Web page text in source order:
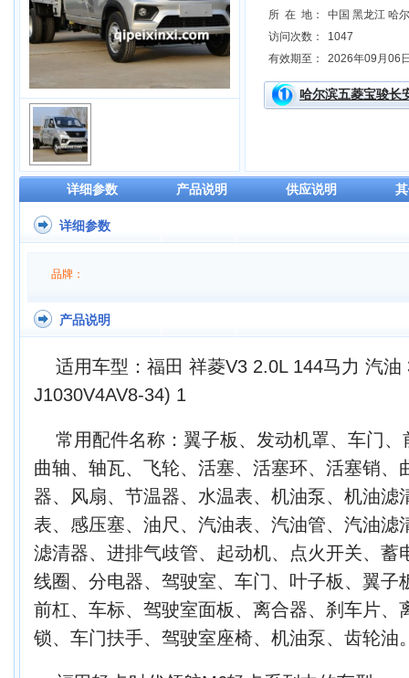
所 在 地：
中国 黑龙江 哈
访问次数：
1047
有效期至：
2026年09月06
哈尔滨五菱宝骏长
详细参数 产品说明 供应说明
详细参数
品牌：
产品说明
适用车型：福田 祥菱V3 2.0L 144马力 汽
J1030V4AV8-34) 1
常用配件名称：翼子板、发动机罩、车门
曲轴、轴瓦、飞轮、活塞、活塞环、活塞销、
器、风扇、节温器、水温表、机油泵、机油滤
表、感压塞、油尺、汽油表、汽油管、汽油滤
滤清器、进排气歧管、起动机、点火开关、蓄
线圈、分电器、驾驶室、车门、叶子板、翼子
前杠、车标、驾驶室面板、离合器、刹车片、
锁、车门扶手、驾驶室座椅、机油泵、齿轮油